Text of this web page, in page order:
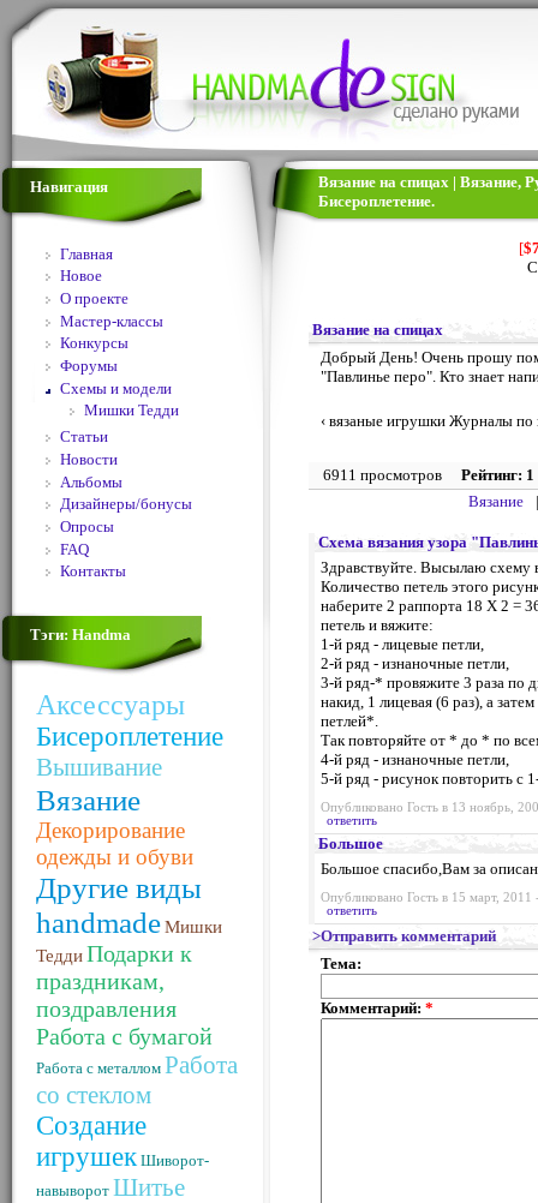
Навигация
Главная
Новое
О проекте
Мастер-классы
Конкурсы
Форумы
Схемы и модели
Мишки Тедди
Статьи
Новости
Альбомы
Дизайнеры/бонусы
Опросы
FAQ
Контакты
Тэги: Handma
Аксессуары
Бисероплетение
Вышивание
Вязание
Декорирование
одежды и обуви
Другие виды
handmadeМишки
ТеддиПодарки к
праздникам,
поздравления
Работа с бумагой
Работа с металлом Работа
со стеклом
Создание
игрушек Шиворот-
навыворот Шитье
Вязание на спицах | Вязание,
Бисероплетение.
[
Вязание на спицах
Добрый День! Очень прошу
"Павлинье перо". Кто знает
‹ вязаные игрушки Журналы по
6911 просмотров
Рейтинг: 1
Вязание
Схема вязания узора
Здравствуйте. Высылаю схему
Количество петель этого
наберите 2 раппорта 18 X 2 =
петель и вяжите:
1-й ряд - лицевые петли,
2-й ряд - изнаночные петли,
3-й ряд-* провяжите 3 раза по
накид, 1 лицевая (6 раз), а
петлей*.
Так повторяйте от * до * по
4-й ряд - изнаночные петли,
5-й ряд - рисунок повторить с
Опубликовано Гость в 13 ноябрь,
ответить
Большое
Большое спасибо,Вам за
Опубликовано Гость в 15 март,
ответить
>Отправить комментарий
Тема:
Комментарий: *